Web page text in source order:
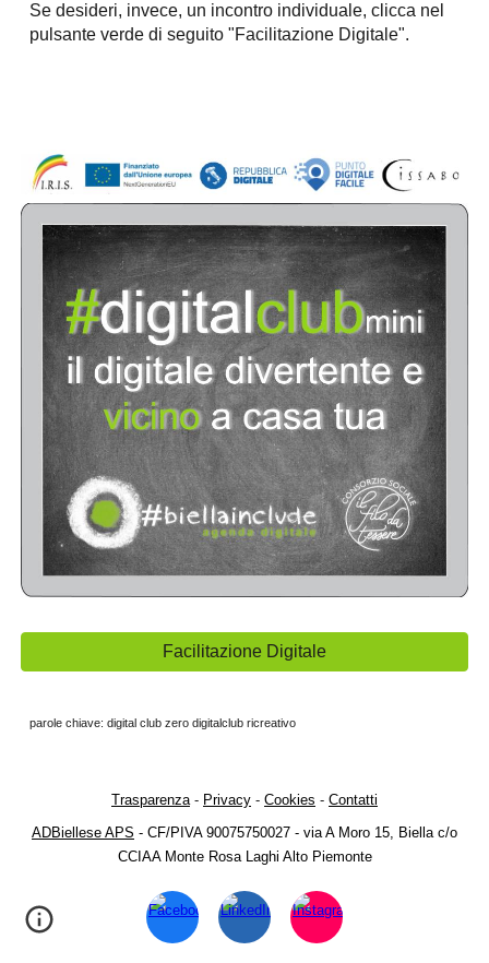
Se desideri, invece, un incontro individuale, clicca nel
pulsante verde di seguito "Facilitazione Digitale".
Facilitazione Digitale
parole chiave: digital club zero digitalclub ricreativo
Trasparenza- Privacy - Cookies - Contatti
ADBiellese APS - CF/PIVA 90075750027 - via A Moro 15, Biella c/o
CCIAA Monte Rosa Laghi Alto Piemonte